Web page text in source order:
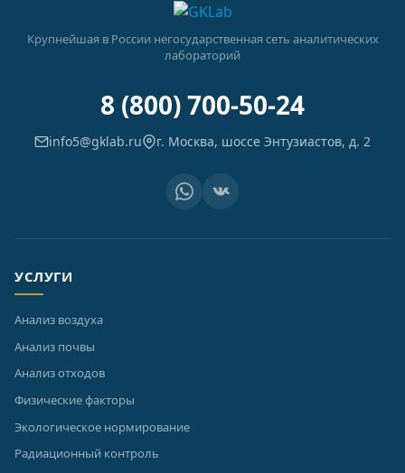
Крупнейшая в России негосударственная сеть аналитических
лабораторий
8 (800) 700-50-24
info5@gklab.ru г. Москва, шоссе Энтузиастов, д. 2
УСЛУГИ
Анализ воздуха
Анализ почвы
Анализ отходов
Физические факторы
Экологическое нормирование
Радиационный контроль